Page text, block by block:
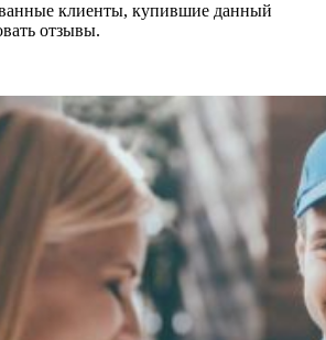
клиенты, купившие данный
отзывы.